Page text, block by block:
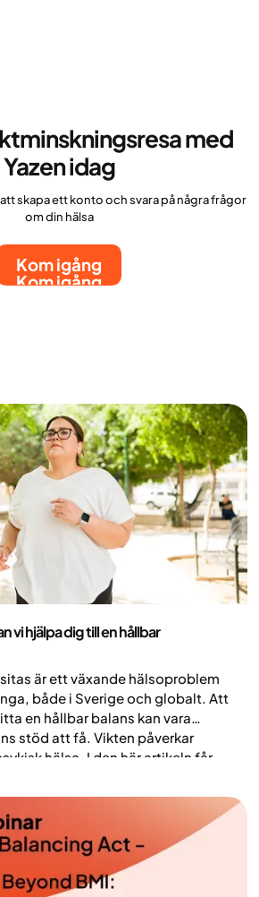
med
Yazen idag
skapa ett konto och svara på några frågor
om din hälsa
Kom igång
Kom igång
vi hjälpa dig till en hållbar
är ett växande hälsoproblem
både i Sverige och globalt. Att
en hållbar balans kan vara
stöd att få. Vikten påverkar
hälsa. I den här artikeln får
som hjälper och hur du kan
mot en hälsosammare vikt.